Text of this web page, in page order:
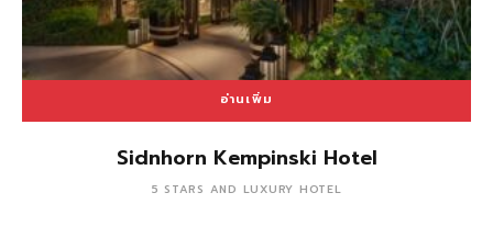
อ่านเพิ่ม
Sidnhorn Kempinski Hotel
5 STARS AND LUXURY HOTEL